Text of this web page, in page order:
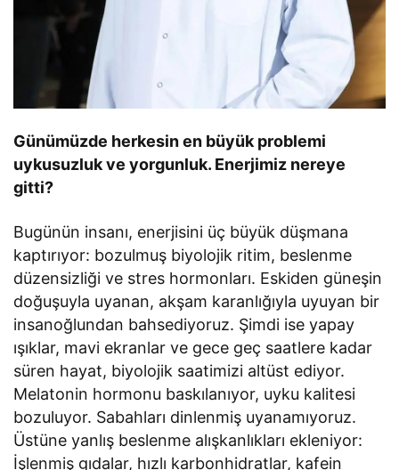
Günümüzde herkesin en büyük problemi
uykusuzluk ve yorgunluk. Enerjimiz nereye
gitti?
Bugünün insanı, enerjisini üç büyük düşmana
kaptırıyor: bozulmuş biyolojik ritim, beslenme
düzensizliği ve stres hormonları. Eskiden güneşin
doğuşuyla uyanan, akşam karanlığıyla uyuyan bir
insanoğlundan bahsediyoruz. Şimdi ise yapay
ışıklar, mavi ekranlar ve gece geç saatlere kadar
süren hayat, biyolojik saatimizi altüst ediyor.
Melatonin hormonu baskılanıyor, uyku kalitesi
bozuluyor. Sabahları dinlenmiş uyanamıyoruz.
Üstüne yanlış beslenme alışkanlıkları ekleniyor:
İşlenmiş gıdalar, hızlı karbonhidratlar, kafein